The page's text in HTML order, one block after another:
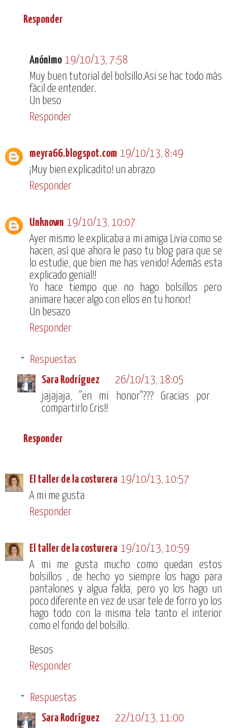
Responder
Anónimo 19/10/13, 7:58
Muy buen tutorial del bolsillo.Asi se hac todo más
fácil de entender.
Un beso
Responder
meyra66.blogspot.com 19/10/13, 8:49
¡Muy bien explicadito! un abrazo
Responder
Unknown 19/10/13, 10:07
Ayer mismo le explicaba a mi amiga Livia como se
hacen, así que ahora le paso tu blog para que se
lo estudie, que bien me has venido! Además esta
explicado genial!!
Yo hace tiempo que no hago bolsillos pero
animare hacer algo con ellos en tu honor!
Un besazo
Responder
Respuestas
Sara Rodríguez
26/10/13, 18:05
jajajaja, "en mi honor"??? Gracias por
compartirlo Cris!!
Responder
El taller de la costurera 19/10/13, 10:57
A mi me gusta
Responder
El taller de la costurera 19/10/13, 10:59
A mi me gusta mucho como quedan estos
bolsillos , de hecho yo siempre los hago para
pantalones y algua falda, pero yo los hago un
poco diferente en vez de usar tele de forro yo los
hago todo con la misma tela tanto el interior
como el fondo del bolsillo.
Besos
Responder
Respuestas
Sara Rodríguez
22/10/13, 11:00